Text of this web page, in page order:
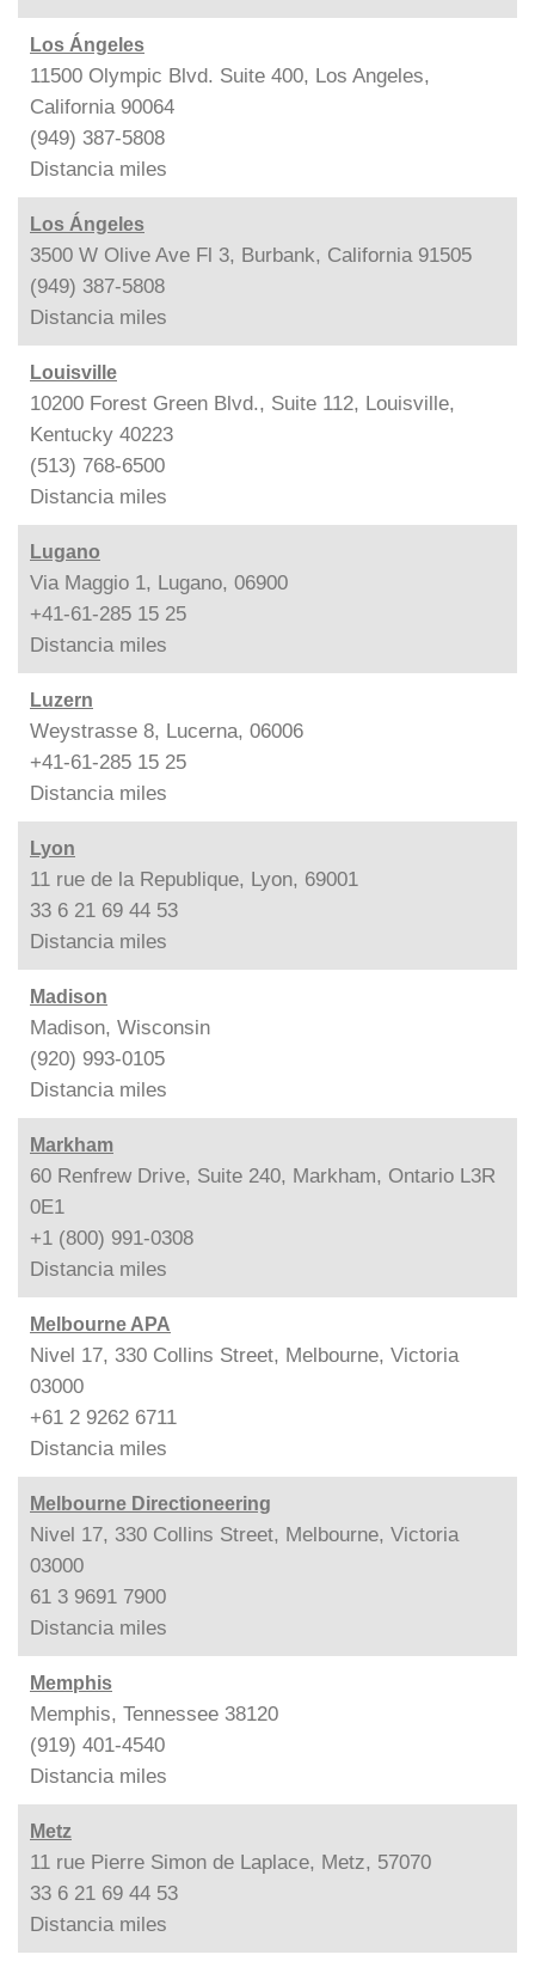
Los Ángeles
11500 Olympic Blvd. Suite 400, Los Angeles,
California 90064
(949) 387-5808
Distancia miles
Los Ángeles
3500 W Olive Ave Fl 3, Burbank, California 91505
(949) 387-5808
Distancia miles
Louisville
10200 Forest Green Blvd., Suite 112, Louisville,
Kentucky 40223
(513) 768-6500
Distancia miles
Lugano
Via Maggio 1, Lugano, 06900
+41-61-285 15 25
Distancia miles
Luzern
Weystrasse 8, Lucerna, 06006
+41-61-285 15 25
Distancia miles
Lyon
11 rue de la Republique, Lyon, 69001
33 6 21 69 44 53
Distancia miles
Madison
Madison, Wisconsin
(920) 993-0105
Distancia miles
Markham
60 Renfrew Drive, Suite 240, Markham, Ontario L3R
0E1
+1 (800) 991-0308
Distancia miles
Melbourne APA
Nivel 17, 330 Collins Street, Melbourne, Victoria
03000
+61 2 9262 6711
Distancia miles
Melbourne Directioneering
Nivel 17, 330 Collins Street, Melbourne, Victoria
03000
61 3 9691 7900
Distancia miles
Memphis
Memphis, Tennessee 38120
(919) 401-4540
Distancia miles
Metz
11 rue Pierre Simon de Laplace, Metz, 57070
33 6 21 69 44 53
Distancia miles